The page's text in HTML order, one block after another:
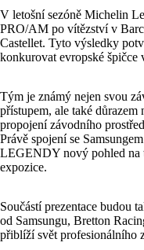
V letošní sezóně Michelin
PRO/AM po vítězství v
Castellet. Tyto výsledky
konkurovat evropské špičce
Tým je známý nejen svou
přístupem, ale také
propojení závodního
Právě spojení se
LEGENDY nový pohled na
expozice.
Součástí prezentace budou
od Samsungu, Bretton
přiblíží svět profesionálního